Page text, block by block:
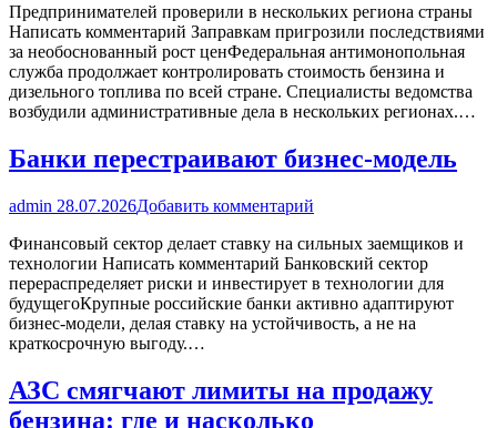
Предпринимателей проверили в нескольких региона страны
Написать комментарий Заправкам пригрозили последствиями
за необоснованный рост ценФедеральная антимонопольная
служба продолжает контролировать стоимость бензина и
дизельного топлива по всей стране. Специалисты ведомства
возбудили административные дела в нескольких регионах.…
Банки перестраивают бизнес-модель
admin 28.07.2026Добавить комментарий
Финансовый сектор делает ставку на сильных заемщиков и
технологии Написать комментарий Банковский сектор
перераспределяет риски и инвестирует в технологии для
будущегоКрупные российские банки активно адаптируют
бизнес-модели, делая ставку на устойчивость, а не на
краткосрочную выгоду.…
АЗС смягчают лимиты на продажу
бензина: где и насколько